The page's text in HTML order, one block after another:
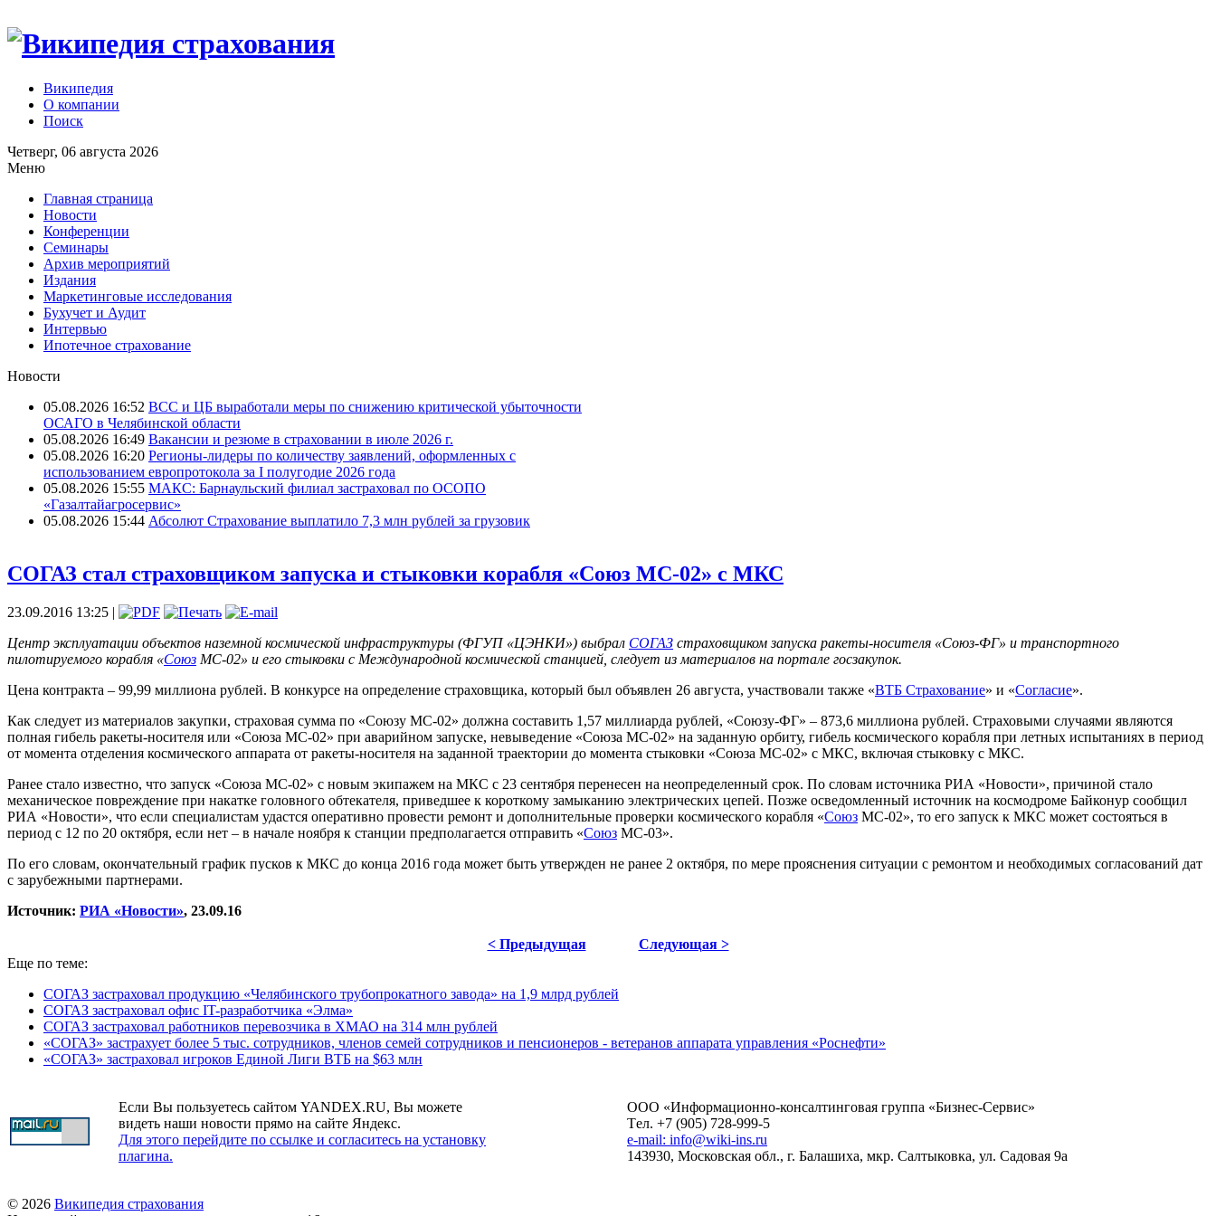
Википедия
О компании
Поиск
Четверг, 06 августа 2026
Меню
Главная страница
Новости
Конференции
Семинары
Архив мероприятий
Издания
Маркетинговые исследования
Бухучет и Аудит
Интервью
Ипотечное страхование
Новости
05.08.2026 16:52 ВСС и ЦБ выработали меры по снижению критической убыточности
ОСАГО в Челябинской области
05.08.2026 16:49 Вакансии и резюме в страховании в июле 2026 г.
05.08.2026 16:20 Регионы-лидеры по количеству заявлений, оформленных с
использованием европротокола за I полугодие 2026 года
05.08.2026 15:55 МАКС: Барнаульский филиал застраховал по ОСОПО
«Газалтайагросервис»
05.08.2026 15:44 Абсолют Страхование выплатило 7,3 млн рублей за грузовик
СОГАЗ стал страховщиком запуска и стыковки корабля «Союз МС-02» с МКС
23.09.2016 13:25 |
Центр эксплуатации объектов наземной космической инфраструктуры (ФГУП «ЦЭНКИ») выбрал СОГАЗ страховщиком запуска ракеты-носителя «Союз-ФГ» и транспортного
пилотируемого корабля «Союз МС-02» и его стыковки с Международной космической станцией, следует из материалов на портале госзакупок.
Цена контракта – 99,99 миллиона рублей. В конкурсе на определение страховщика, который был объявлен 26 августа, участвовали также «ВТБ Страхование» и «Согласие».
Как следует из материалов закупки, страховая сумма по «Союзу МС-02» должна составить 1,57 миллиарда рублей, «Союзу-ФГ» – 873,6 миллиона рублей. Страховыми случаями являются
полная гибель ракеты-носителя или «Союза МС-02» при аварийном запуске, невыведение «Союза МС-02» на заданную орбиту, гибель космического корабля при летных испытаниях в период
от момента отделения космического аппарата от ракеты-носителя на заданной траектории до момента стыковки «Союза МС-02» с МКС, включая стыковку с МКС.
Ранее стало известно, что запуск «Союза МС-02» с новым экипажем на МКС с 23 сентября перенесен на неопределенный срок. По словам источника РИА «Новости», причиной стало
механическое повреждение при накатке головного обтекателя, приведшее к короткому замыканию электрических цепей. Позже осведомленный источник на космодроме Байконур сообщил
РИА «Новости», что если специалистам удастся оперативно провести ремонт и дополнительные проверки космического корабля «Союз МС-02», то его запуск к МКС может состояться в
период с 12 по 20 октября, если нет – в начале ноября к станции предполагается отправить «Союз МС-03».
По его словам, окончательный график пусков к МКС до конца 2016 года может быть утвержден не ранее 2 октября, по мере прояснения ситуации с ремонтом и необходимых согласований дат
с зарубежными партнерами.
Источник: РИА «Новости», 23.09.16
< Предыдущая
Следующая >
Еще по теме:
СОГАЗ застраховал продукцию «Челябинского трубопрокатного завода» на 1,9 млрд рублей
СОГАЗ застраховал офис IT-разработчика «Элма»
СОГАЗ застраховал работников перевозчика в ХМАО на 314 млн рублей
«СОГАЗ» застрахует более 5 тыс. сотрудников, членов семей сотрудников и пенсионеров - ветеранов аппарата управления «Роснефти»
«СОГАЗ» застраховал игроков Единой Лиги ВТБ на $63 млн
Если Вы пользуетесь сайтом YANDEX.RU, Вы можете
видеть наши новости прямо на сайте Яндекс.
Для этого перейдите по ссылке и согласитесь на установку
плагина.
ОOO «Информационно-консалтинговая группа «Бизнес-Сервис»
Tел. +7 (905) 728-999-5
e-mail: info@wiki-ins.ru
143930, Московская обл., г. Балашиха, мкр. Салтыковка, ул. Садовая 9а
© 2026 Википедия страхования